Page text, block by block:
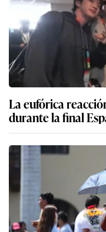
La eufórica
durante la final